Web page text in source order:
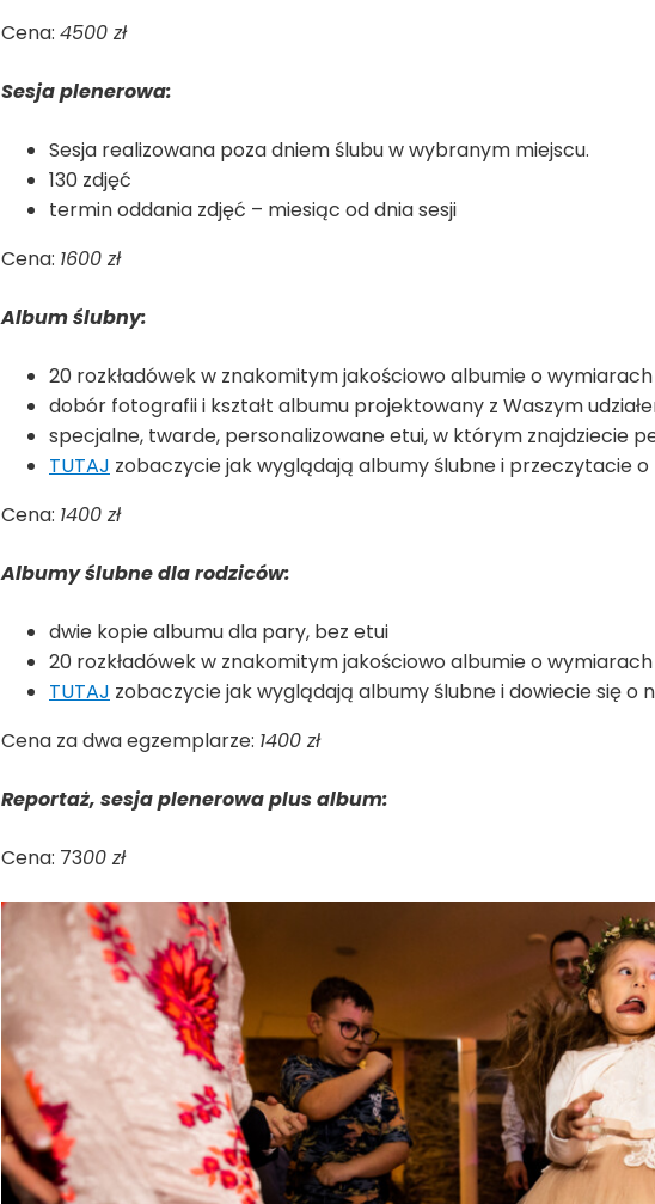
Cena: 4500 zł
Sesja plenerowa:
Sesja realizowana poza dniem ślubu w wybranym miejscu.
130 zdjęć
termin oddania zdjęć – miesiąc od dnia sesji
Cena: 1600 zł
Album ślubny:
20 rozkładówek w znakomitym jakościowo albumie o
dobór fotografii i kształt albumu projektowany z Waszym
specjalne, twarde, personalizowane etui, w którym znajdziecie
TUTAJ zobaczycie jak wyglądają albumy ślubne i przeczytacie o
Cena: 1400 zł
Albumy ślubne dla rodziców:
dwie kopie albumu dla pary, bez etui
20 rozkładówek w znakomitym jakościowo albumie o
TUTAJ zobaczycie jak wyglądają albumy ślubne i dowiecie się o
Cena za dwa egzemplarze: 1400 zł
Reportaż, sesja plenerowa plus album:
Cena: 7300 zł